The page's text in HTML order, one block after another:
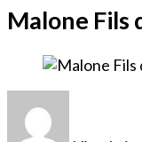
Malone Fils